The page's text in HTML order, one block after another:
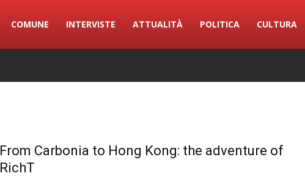
Carbonia.net
COMUNE INTERVISTE ATTUALITÀ POLITICA CULTURA
From Carbonia to Hong Kong: the adventure of
RichT